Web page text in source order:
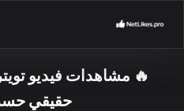
🔥 مشاهدات فيديو
حقيقي